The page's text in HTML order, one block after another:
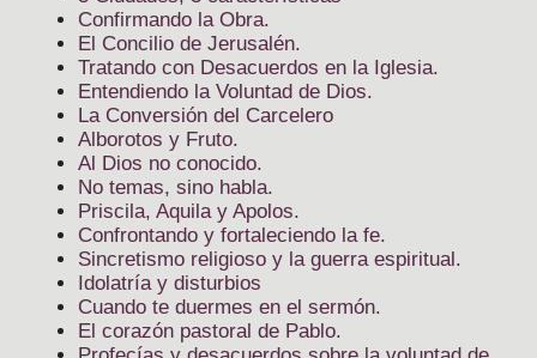
Confirmando la Obra.
El Concilio de Jerusalén.
Tratando con Desacuerdos en la Iglesia.
Entendiendo la Voluntad de Dios.
La Conversión del Carcelero
Alborotos y Fruto.
Al Dios no conocido.
No temas, sino habla.
Priscila, Aquila y Apolos.
Confrontando y fortaleciendo la fe.
Sincretismo religioso y la guerra espiritual.
Idolatría y disturbios
Cuando te duermes en el sermón.
El corazón pastoral de Pablo.